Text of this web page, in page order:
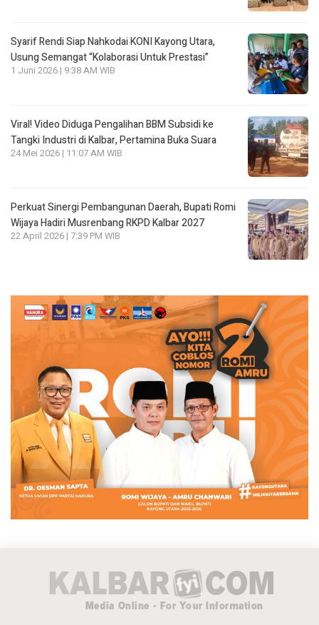
Syarif Rendi Siap Nahkodai KONI Kayong Utara,
Usung Semangat “Kolaborasi Untuk Prestasi”
1 Juni 2026 | 9:38 AM WIB
Viral! Video Diduga Pengalihan BBM Subsidi ke
Tangki Industri di Kalbar, Pertamina Buka Suara
24 Mei 2026 | 11:07 AM WIB
Perkuat Sinergi Pembangunan Daerah, Bupati Romi
Wijaya Hadiri Musrenbang RKPD Kalbar 2027
22 April 2026 | 7:39 PM WIB